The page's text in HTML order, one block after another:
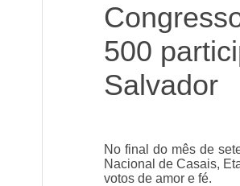
500
Salvador
No final do mês de
Nacional de Casais,
votos de amor e fé.